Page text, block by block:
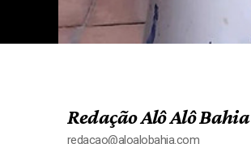
Redação Alô Alô Bahia
redacao@aloalobahia.com